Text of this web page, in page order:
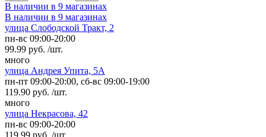
В наличии в 9 магазинах
В наличии в 9 магазинах
улица Слободской Тракт, 2
пн-вс 09:00-20:00
99.99 руб. /шт.
много
улица Андрея Упита, 5А
пн-пт 09:00-20:00, сб-вс 09:00-19:00
119.90 руб. /шт.
много
улица Некрасова, 42
пн-вс 09:00-20:00
119.99 руб. /шт.